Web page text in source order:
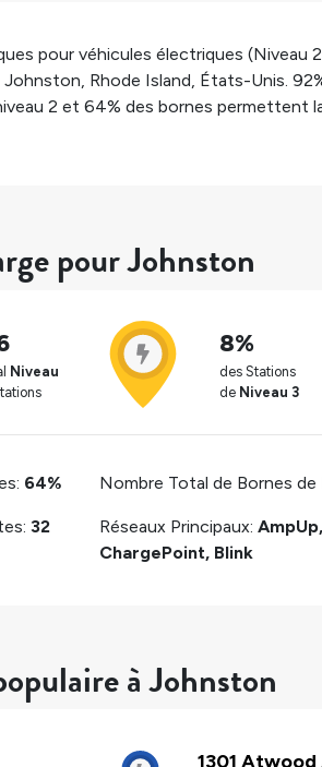
pour véhicules électriques (Niveau
Johnston, Rhode Island, États-Unis.
2 et 64% des bornes permettent
pour Johnston
Niveau
8%
des Stations
de Niveau 3
64%
32
Nombre Total de Bornes de
Réseaux Principaux: AmpUp,
ChargePoint, Blink
à Johnston
1301 Atwood